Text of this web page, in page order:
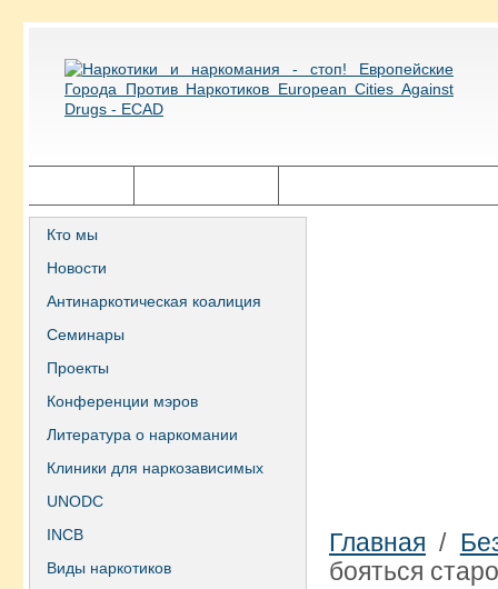
Кто мы
Новости
Антинаркотическая коалиция
Семинары
Проекты
Конференции мэров
Литература о наркомании
Клиники для наркозависимых
UNODC
INCB
Виды наркотиков
Главная /
бояться